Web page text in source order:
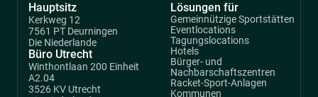
Hauptsitz
Kerkweg 12
7561 PT Deurningen
Die Niederlande
Büro Utrecht
Winthontlaan 200 Einheit
A2.04
3526 KV Utrecht
Lösungen für
Gemeinnützige Sportstätten
Eventlocations
Tagungslocations
Hotels
Bürger- und
Nachbarschaftszentren
Racket-Sport-Anlagen
Kommunen